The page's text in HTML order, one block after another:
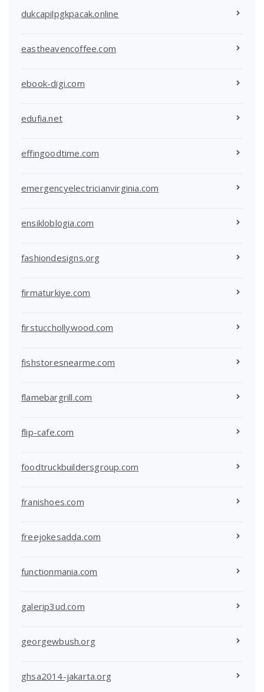
dukcapilpgkpacak.online
eastheavencoffee.com
ebook-digi.com
edufia.net
effingoodtime.com
emergencyelectricianvirginia.com
ensikloblogia.com
fashiondesigns.org
firmaturkiye.com
firstucchollywood.com
fishstoresnearme.com
flamebargrill.com
flip-cafe.com
foodtruckbuildersgroup.com
franishoes.com
freejokesadda.com
functionmania.com
galerip3ud.com
georgewbush.org
ghsa2014-jakarta.org